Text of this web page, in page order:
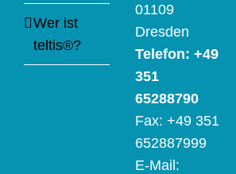
Wer ist
teltis®?
01109
Dresden
Telefon: +49
351
65288790
Fax: +49 351
652887999
E-Mail: